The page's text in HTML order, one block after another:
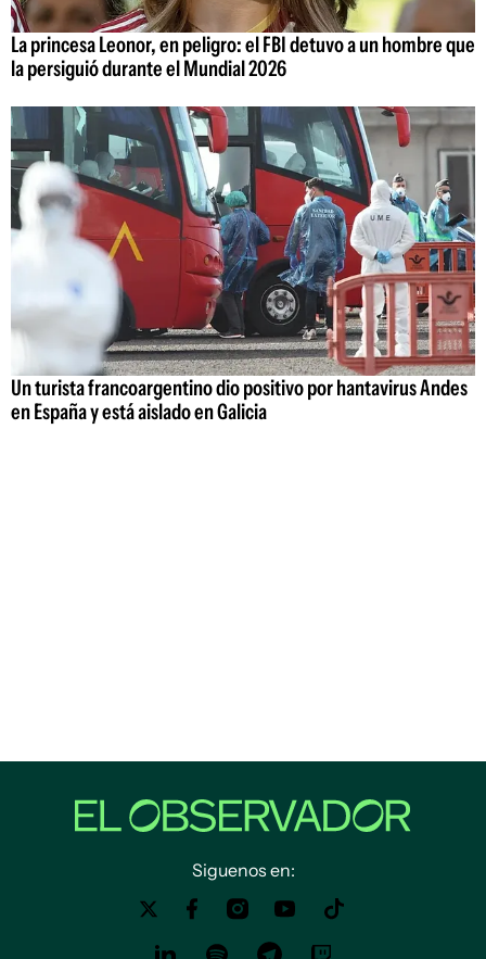
La princesa Leonor, en peligro: el FBI detuvo a un hombre que
la persiguió durante el Mundial 2026
Un turista francoargentino dio positivo por hantavirus Andes
en España y está aislado en Galicia
Siguenos en: